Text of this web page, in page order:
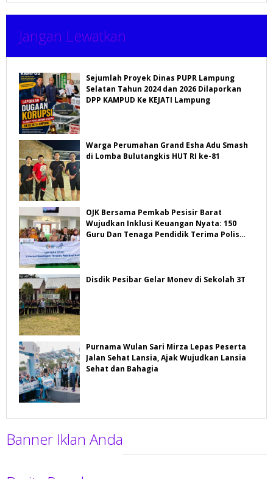
Jangan Lewatkan
Sejumlah Proyek Dinas PUPR Lampung
Selatan Tahun 2024 dan 2026 Dilaporkan
DPP KAMPUD Ke KEJATI Lampung
Warga Perumahan Grand Esha Adu Smash
di Lomba Bulutangkis HUT RI ke-81
OJK Bersama Pemkab Pesisir Barat
Wujudkan Inklusi Keuangan Nyata: 150
Guru Dan Tenaga Pendidik Terima Polis
Disdik Pesibar Gelar Monev di Sekolah 3T
Purnama Wulan Sari Mirza Lepas Peserta
Jalan Sehat Lansia, Ajak Wujudkan Lansia
Sehat dan Bahagia
Banner Iklan Anda